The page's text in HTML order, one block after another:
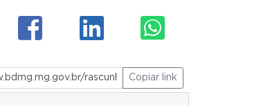
Copiar link